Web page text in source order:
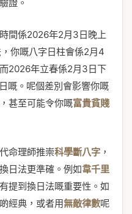
證。
間係2026年2月3日晚上
你嘅八字日柱會係2月4
2026年立春係2月3日下
嘅。呢個差別會影響你嘅
甚至可能令你嘅富貴貧賤
命理師推崇科學斷八字 ，
日法更準確。例如韋千里
提到換日法嘅重要性。如
經典，或者用無敵律數呢